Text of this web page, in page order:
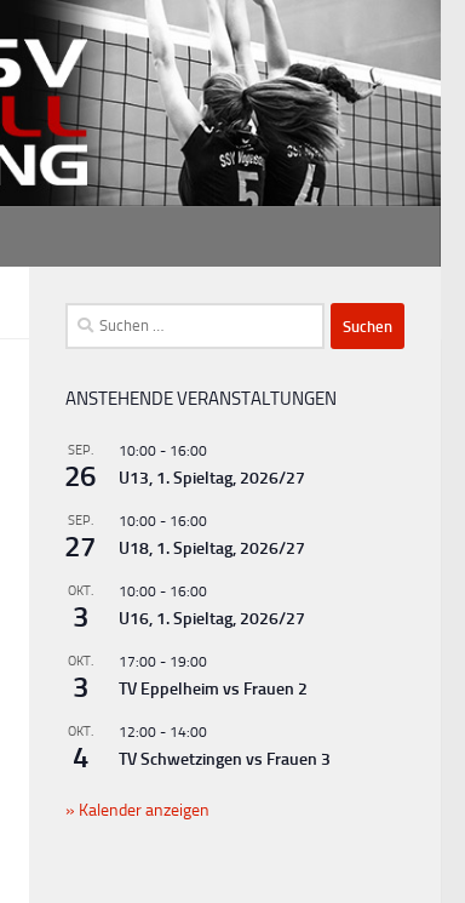
Suchen
nach:
ANSTEHENDE VERANSTALTUNGEN
SEP.
26
10:00 - 16:00
U13, 1. Spieltag, 2026/27
SEP.
27
10:00 - 16:00
U18, 1. Spieltag, 2026/27
OKT.
3
10:00 - 16:00
U16, 1. Spieltag, 2026/27
OKT.
3
17:00 - 19:00
TV Eppelheim vs Frauen 2
OKT.
4
12:00 - 14:00
TV Schwetzingen vs Frauen 3
Kalender anzeigen